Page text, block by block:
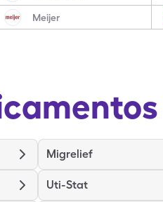
Meijer
Migrelief
Uti-Stat